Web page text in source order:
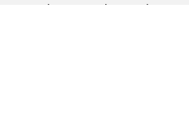
Nach Motorradtyp suchen